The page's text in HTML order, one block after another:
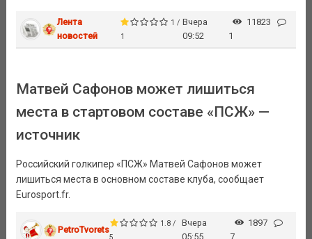
Лента
новостей
1 /
1
Вчера
09:52
11823
1
Матвей Сафонов может лишиться
места в стартовом составе «ПСЖ» —
источник
Российский голкипер «ПСЖ» Матвей Сафонов может
лишиться места в основном составе клуба, сообщает
Eurosport.fr.
PetroTvorets
1.8 /
Вчера
05:55
1897
7